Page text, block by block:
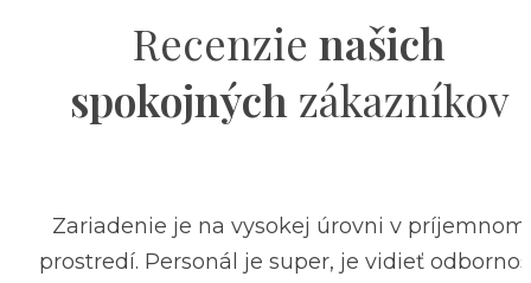
Recenzie našich
spokojných zákazníkov
Zariadenie je na vysokej úrovni v príjemnom
prostredí. Personál je super, je vidieť